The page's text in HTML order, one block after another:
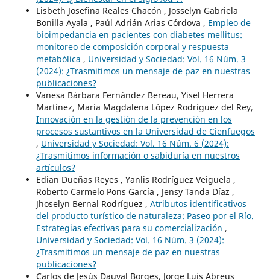
Lisbeth Josefina Reales Chacón , Josselyn Gabriela
Bonilla Ayala , Paúl Adrián Arias Córdova , Empleo de
bioimpedancia en pacientes con diabetes mellitus:
monitoreo de composición corporal y respuesta
metabólica , Universidad y Sociedad: Vol. 16 Núm. 3
(2024): ¿Trasmitimos un mensaje de paz en nuestras
publicaciones?
Vanesa Bárbara Fernández Bereau, Yisel Herrera
Martínez, María Magdalena López Rodríguez del Rey,
Innovación en la gestión de la prevención en los
procesos sustantivos en la Universidad de Cienfuegos
, Universidad y Sociedad: Vol. 16 Núm. 6 (2024):
¿Trasmitimos información o sabiduría en nuestros
artículos?
Edian Dueñas Reyes , Yanlis Rodríguez Veiguela ,
Roberto Carmelo Pons García , Jensy Tanda Díaz ,
Jhoselyn Bernal Rodríguez , Atributos identificativos
del producto turístico de naturaleza: Paseo por el Río.
Estrategias efectivas para su comercialización ,
Universidad y Sociedad: Vol. 16 Núm. 3 (2024):
¿Trasmitimos un mensaje de paz en nuestras
publicaciones?
Carlos de Jesús Dauval Borges, Jorge Luis Abreus